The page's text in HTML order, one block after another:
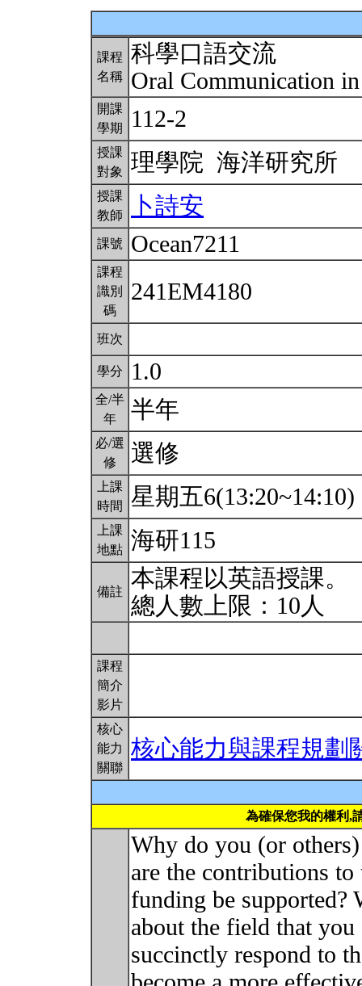
課程
名稱
科學口語交流
Oral Communication
開課
學期
112-2
授課
對象
理學院 海洋研究所
授課
教師
卜詩安
課號 Ocean7211
課程
識別
碼
241EM4180
班次
學分 1.0
全/半
年
半年
必/選
修
選修
上課
時間
星期五6(13:20~14:10)
上課
地點 海研115
備註
本課程以英語授課。
總人數上限：10人
課程
簡介
影片
核心
能力
關聯
核心能力與課程規劃
為確保您我的權利,
Why do you (or
are the contributions
funding be
about the field that
succinctly respond to